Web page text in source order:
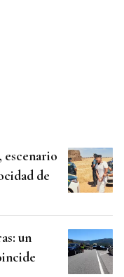
escenario
de
un